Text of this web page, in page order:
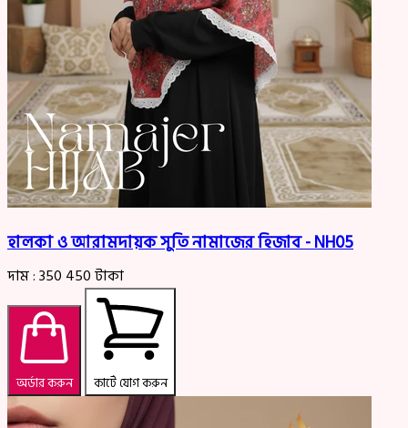
হালকা ও আরামদায়ক সুতি নামাজের হিজাব - NH05
দাম :350 450টাকা
অর্ডার করুন কার্টে যোগ করুন